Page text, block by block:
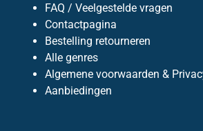
FAQ / Veelgestelde vragen
Contactpagina
Bestelling retourneren
Alle genres
Algemene voorwaarden &
Aanbiedingen